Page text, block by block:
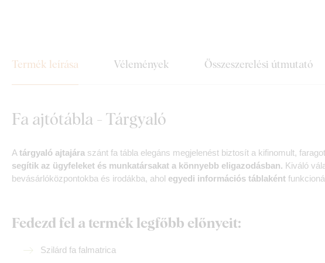
Termék leírása Vélemények Összeszerelési útmutató
Fa ajtótábla - Tárgyaló
A tárgyaló ajtajára szánt fa tábla elegáns megjelenést biztosít a kifinomult,
segítik az ügyfeleket és munkatársakat a könnyebb eligazodásban. Kiváló
bevásárlóközpontokba és irodákba, ahol egyedi információs táblaként
Fedezd fel a termék legfőbb előnyeit:
Szilárd fa falmatrica